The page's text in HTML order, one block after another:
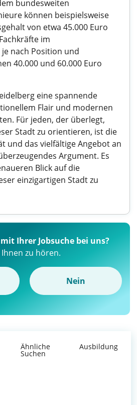
bundesweiten
können beispielsweise
von etwa 45.000 Euro
im
nach Position und
40.000 und 60.000 Euro
eine spannende
Flair und modernen
Für jeden, der überlegt,
Stadt zu orientieren, ist die
und das vielfältige Angebot an
Argument. Es
Blick auf die
einzigartigen Stadt zu
Ihrer Jobsuche bei uns?
zu hören.
Nein
Ähnliche
Suchen
Ausbildung